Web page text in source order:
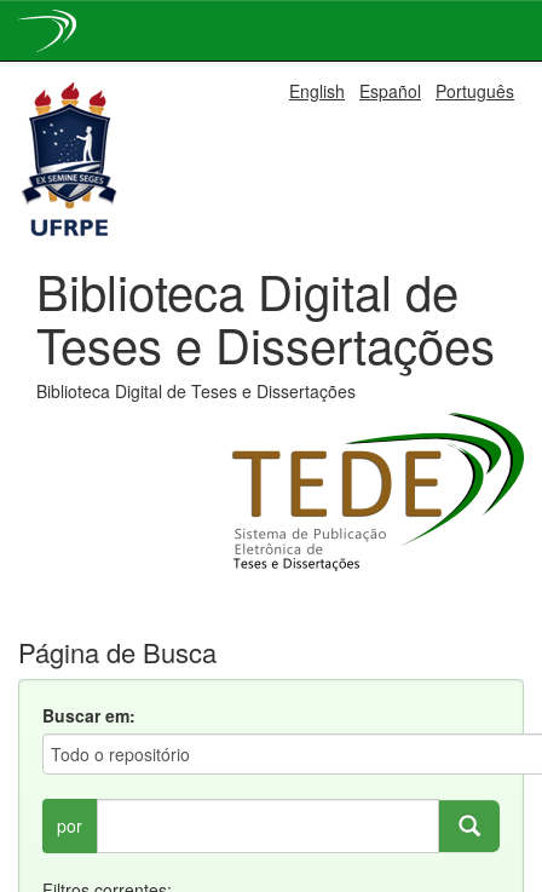
navigation
English Español Português
Biblioteca Digital de
Teses e Dissertações
Biblioteca Digital de Teses e Dissertações
Página de Busca
Buscar em:
por